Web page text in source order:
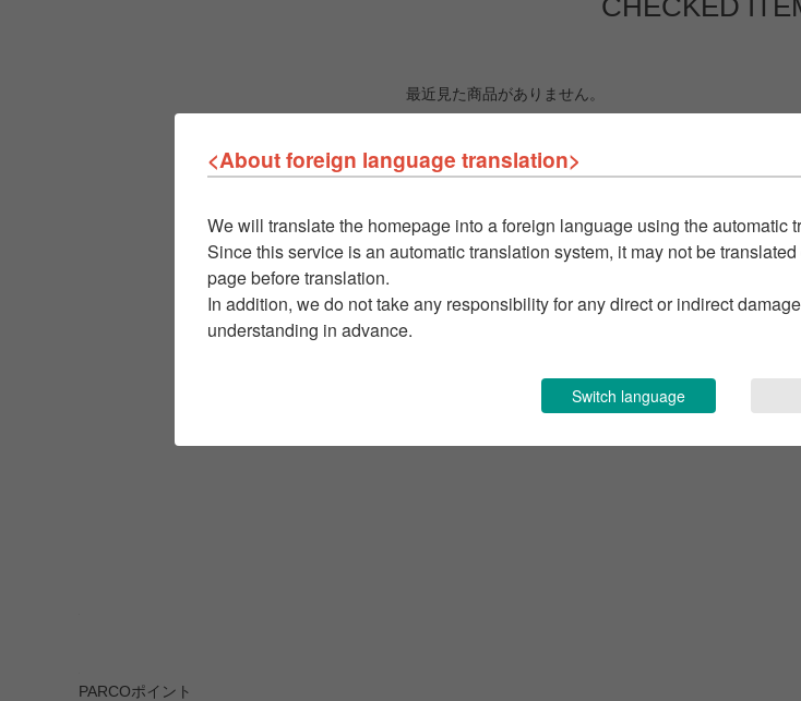
最近見た商品がありません。
PARCOポイント
<About foreign language translation>
We will translate the homepage into a foreign language using the automatic
Since this service is an automatic translation system, it may not be
page before translation.
In addition, we do not take any responsibility for any direct or indirect
understanding in advance.
Switch language